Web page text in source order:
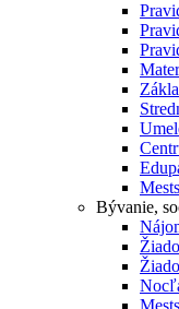
Bývanie,